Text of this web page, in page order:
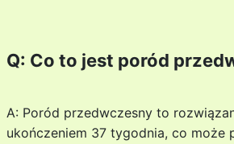
Q: Co to jest poród
A: Poród przedwczesny to
ukończeniem 37 tygodnia, co może